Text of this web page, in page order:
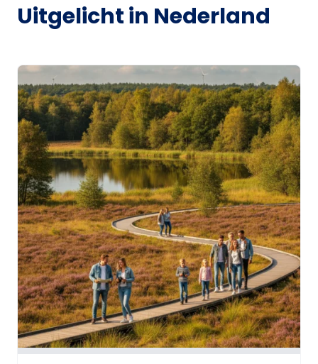
Uitgelicht in Nederland